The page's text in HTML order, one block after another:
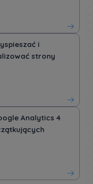
i
strony
Analytics 4